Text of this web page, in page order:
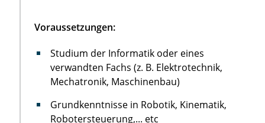
Voraussetzungen:
Studium der Informatik oder eines
verwandten Fachs (z. B. Elektrotechnik,
Mechatronik, Maschinenbau)
Grundkenntnisse in Robotik, Kinematik,
Robotersteuerung,... etc